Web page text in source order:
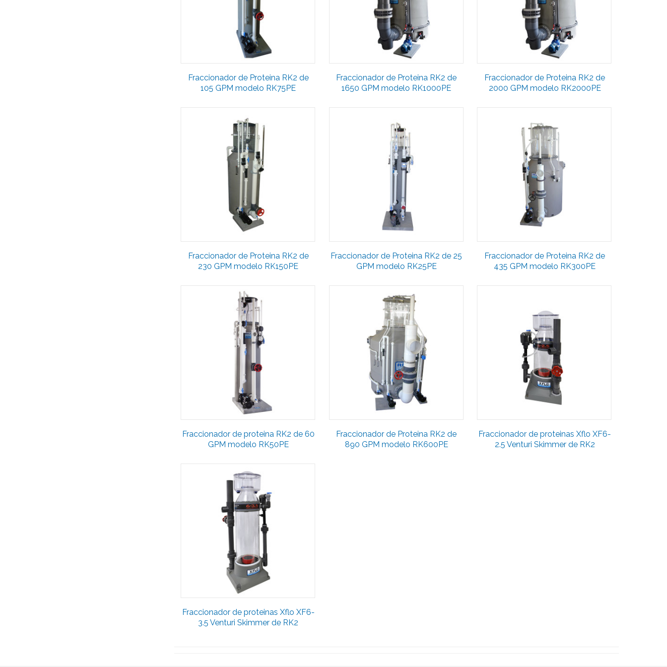
Fraccionador de Proteina RK2 de
105 GPM modelo RK75PE
Fraccionador de Proteina RK2 de
1650 GPM modelo RK1000PE
Fraccionador de Proteina RK2 de
2000 GPM modelo RK2000PE
Fraccionador de Proteina RK2 de
230 GPM modelo RK150PE
Fraccionador de Proteina RK2 de 25
GPM modelo RK25PE
Fraccionador de Proteina RK2 de
435 GPM modelo RK300PE
Fraccionador de proteina RK2 de 60
GPM modelo RK50PE
Fraccionador de Proteina RK2 de
890 GPM modelo RK600PE
Fraccionador de proteinas Xflo XF6-
2.5 Venturi Skimmer de RK2
Fraccionador de proteinas Xflo XF6-
3.5 Venturi Skimmer de RK2